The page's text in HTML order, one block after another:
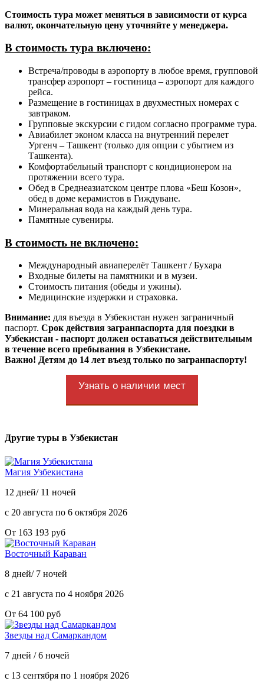
Стоимость тура может меняться в зависимости от курса
валют, окончательную цену уточняйте у менеджера.
В стоимость тура включено:
Встреча/проводы в аэропорту в любое время, групповой
трансфер аэропорт – гостиница – аэропорт для каждого
рейса.
Размещение в гостиницах в двухместных номерах с
завтраком.
Групповые экскурсии с гидом согласно программе тура.
Авиабилет эконом класса на внутренний перелет
Ургенч – Ташкент (только для опции с убытием из
Ташкента).
Комфортабельный транспорт с кондиционером на
протяжении всего тура.
Обед в Среднеазиатском центре плова «Беш Козон»,
обед в доме керамистов в Гиждуване.
Минеральная вода на каждый день тура.
Памятные сувениры.
В стоимость не включено:
Международный авиаперелёт Ташкент / Бухара
Входные билеты на памятники и в музеи.
Стоимость питания (обеды и ужины).
Медицинские издержки и страховка.
Внимание: для въезда в Узбекистан нужен заграничный
паспорт. Срок действия загранпаспорта для поездки в
Узбекистан - паспорт должен оставаться действительным
в течение всего пребывания в Узбекистане.
Важно! Детям до 14 лет въезд только по загранпаспорту!
Узнать о наличии мест
Другие туры в Узбекистан
Магия Узбекистана
12 дней/ 11 ночей
с 20 августа по 6 октября 2026
От 163 193 руб
Восточный Караван
8 дней/ 7 ночей
с 21 августа по 4 ноября 2026
От 64 100 руб
Звезды над Самаркандом
7 дней / 6 ночей
с 13 сентября по 1 ноября 2026